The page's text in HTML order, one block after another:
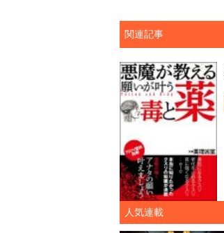
関連記事
人気連載